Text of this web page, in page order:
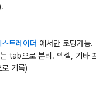
스트레이더 에서만 로딩가능.
tab으로 분리. 엑셀, 기타
기록)